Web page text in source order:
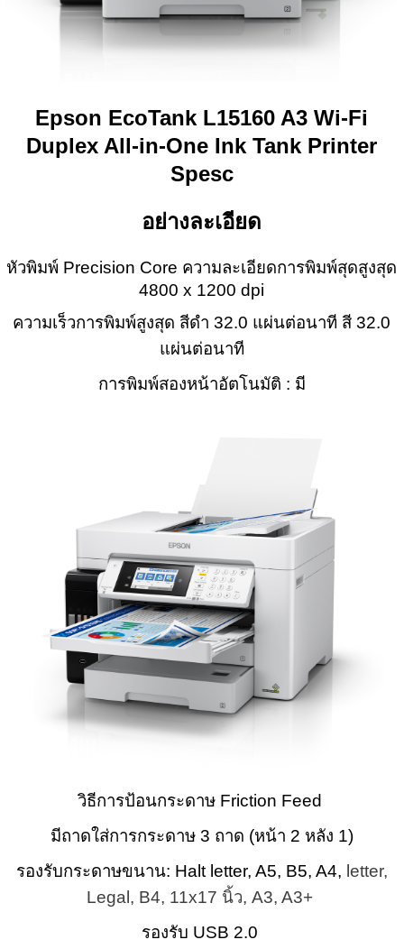
Epson EcoTank L15160 A3 Wi-Fi
Duplex All-in-One Ink Tank Printer
Spesc
อย่างละเอียด
หัวพิมพ์ Precision Core ความละเอียดการพิมพ์สุดสูงสุด
4800 x 1200 dpi
ความเร็วการพิมพ์สูงสุด สีดำ 32.0 แผ่นต่อนาที สี 32.0
แผ่นต่อนาที
การพิมพ์สองหน้าอัตโนมัติ : มี
วิธีการป้อนกระดาษ Friction Feed
มีถาดใส่การกระดาษ 3 ถาด (หน้า 2 หลัง 1)
รองรับกระดาษขนาน: Halt letter, A5, B5, A4, letter,
Legal, B4, 11x17 นิ้ว, A3, A3+
รองรับ USB 2.0